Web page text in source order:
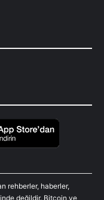
rehberler, haberler,
değildir. Bitcoin ve